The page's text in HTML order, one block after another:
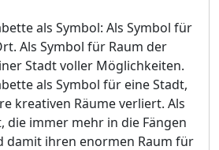
als Symbol: Als Symbol für
Als Symbol für Raum der
Stadt voller Möglichkeiten.
als Symbol für eine Stadt,
kreativen Räume verliert. Als
die immer mehr in die Fängen
damit ihren enormen Raum für